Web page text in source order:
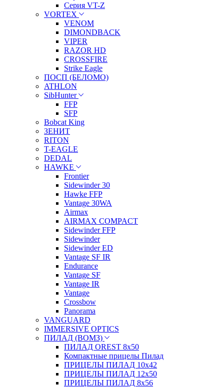
Серия VT-Z
VORTEX
VENOM
DIMONDBACK
VIPER
RAZOR HD
CROSSFIRE
Strike Eagle
ПОСП (БЕЛОМО)
ATHLON
SibHunter
FFP
SFP
Bobcat King
ЗЕНИТ
RITON
T-EAGLE
DEDAL
HAWKE
Frontier
Sidewinder 30
Hawke FFP
Vantage 30WA
Airmax
AIRMAX COMPACT
Sidewinder FFP
Sidewinder
Sidewinder ED
Vantage SF IR
Endurance
Vantage SF
Vantage IR
Vantage
Crossbow
Panorama
VANGUARD
IMMERSIVE OPTICS
ПИЛАД (ВОМЗ)
ПИЛАД OREST 8х50
Компактные прицелы Пилад
ПРИЦЕЛЫ ПИЛАД 10х42
ПРИЦЕЛЫ ПИЛАД 12х50
ПРИЦЕЛЫ ПИЛАД 8х56